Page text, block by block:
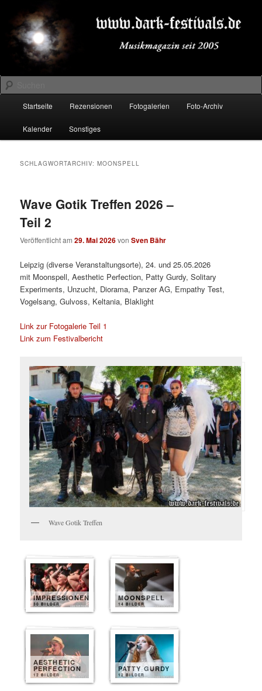
primären
Inhalt
springen
sekundären
Inhalt
springenDARK-FESTIVALS.DE
Suchen
Startseite Rezensionen Fotogalerien Foto-Archiv
Kalender Sonstiges
SCHLAGWORTARCHIV:MOONSPELL
Wave Gotik Treffen 2026 –
Teil 2
Veröffentlicht am29. Mai 2026vonSven Bähr
Leipzig (diverse Veranstaltungsorte), 24. und 25.05.2026
mit Moonspell, Aesthetic Perfection, Patty Gurdy, Solitary
Experiments, Unzucht, Diorama, Panzer AG, Empathy Test,
Vogelsang, Gulvoss, Keltania, Blaklight
Link zur Fotogalerie Teil 1
Link zum Festivalbericht
Wave Gotik Treffen
IMPRESSIONEN
30 BILDER
MOONSPELL
14 BILDER
AESTHETIC
PERFECTION
12 BILDER
PATTY GURDY
12 BILDER